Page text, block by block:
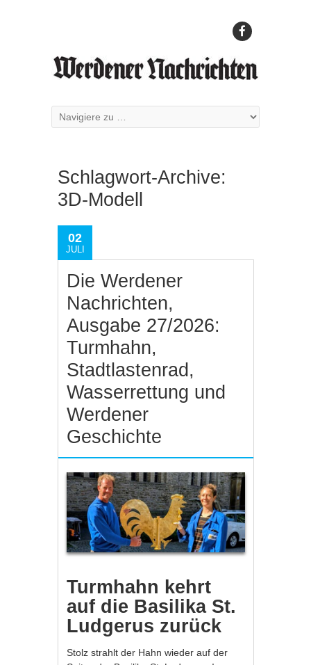
Schlagwort-Archive:
3D-Modell
02
JULI
Die Werdener
Nachrichten,
Ausgabe 27/2026:
Turmhahn,
Stadtlastenrad,
Wasserrettung und
Werdener
Geschichte
Turmhahn kehrt
auf die Basilika St.
Ludgerus zurück
Stolz strahlt der Hahn wieder auf der